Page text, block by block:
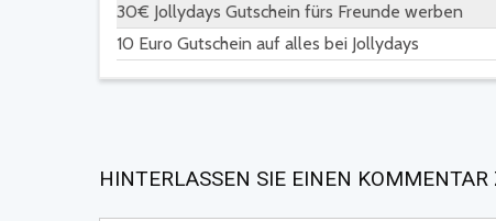
30€ Jollydays Gutschein fürs Freunde werben
10 Euro Gutschein auf alles bei Jollydays
HINTERLASSEN SIE EINEN KOMMENTAR